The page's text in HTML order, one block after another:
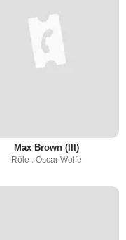
Max Brown (III)
Rôle : Oscar Wolfe